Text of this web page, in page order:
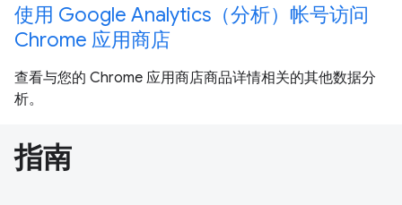
使用 Google Analytics（分析）帐号访问
Chrome 应用商店
查看与您的 Chrome 应用商店商品详情相关的其他数据分
析。
指南